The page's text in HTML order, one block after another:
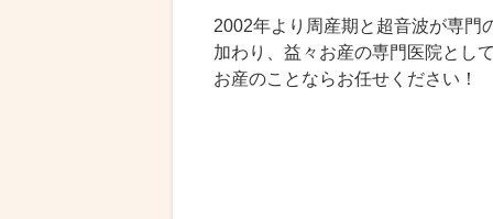
2002年より周産期と超音波が専門
加わり、益々お産の専門医院とし
お産のことならお任せください！